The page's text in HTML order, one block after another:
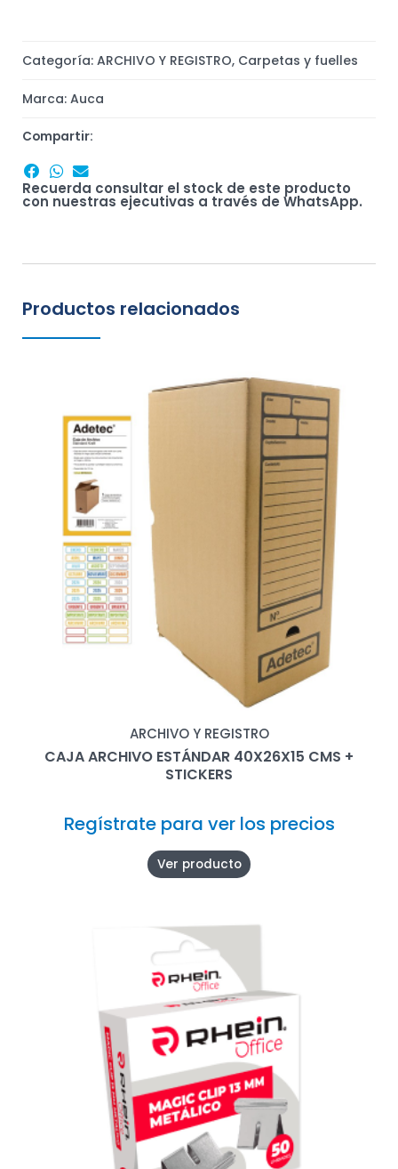
Categoría: ARCHIVO Y REGISTRO, Carpetas y fuelles
Marca: Auca
Compartir:
Recuerda consultar el stock de este producto
con nuestras ejecutivas a través de WhatsApp.
Productos relacionados
ARCHIVO Y REGISTRO
CAJA ARCHIVO ESTÁNDAR 40X26X15 CMS +
STICKERS
Regístrate para ver los precios
Ver producto